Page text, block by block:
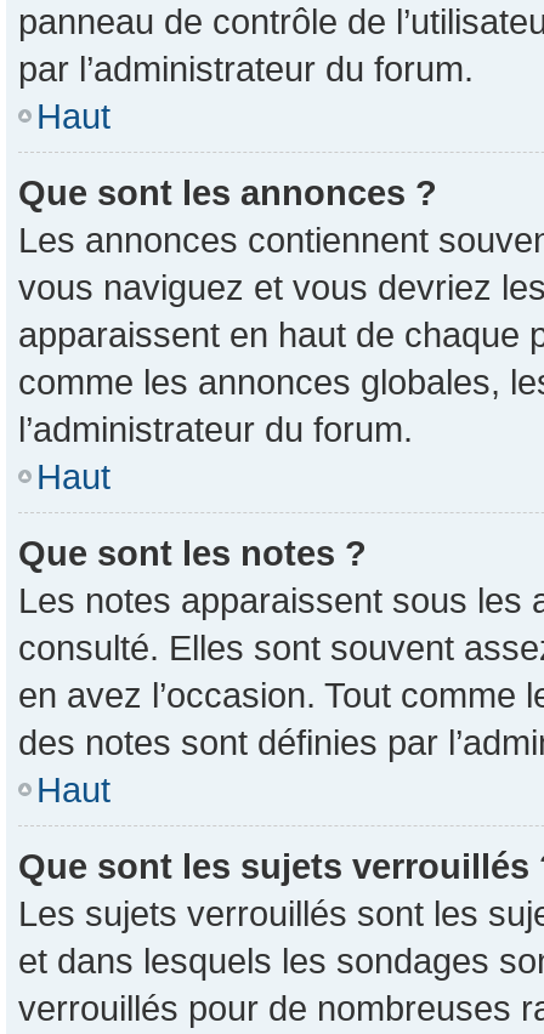
panneau de contrôle de
par l’administrateur du forum.
Haut
Que sont les annonces ?
Les annonces contiennent
vous naviguez et vous devriez
apparaissent en haut de chaque
comme les annonces globales,
l’administrateur du forum.
Haut
Que sont les notes ?
Les notes apparaissent sous les
consulté. Elles sont souvent
en avez l’occasion. Tout
des notes sont définies par
Haut
Que sont les sujets verrouillés
Les sujets verrouillés sont les
et dans lesquels les sondages
verrouillés pour de nombreuses